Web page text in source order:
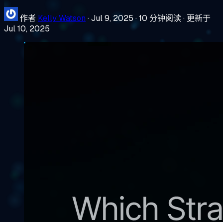
作者 Kelly Watson ·Jul 9, 2025 ·10 分钟阅读· 更新于
Jul 10, 2025